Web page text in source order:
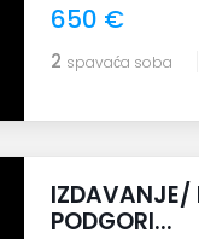
650 €
2 spavaća soba
IZDAVANJE/
PODGORI...